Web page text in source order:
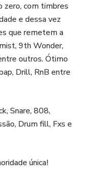
com timbres
e dessa vez
que remetem a
9th Wonder,
outros. Ótimo
Drill, RnB entre
Snare, 808,
Drum fill, Fxs e
única!